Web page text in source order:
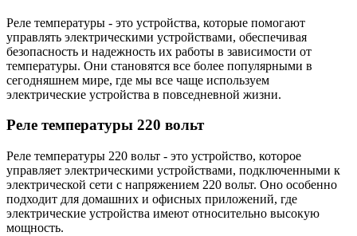
Реле температуры - это устройства, которые помогают
управлять электрическими устройствами, обеспечивая
безопасность и надежность их работы в зависимости от
температуры. Они становятся все более популярными в
сегодняшнем мире, где мы все чаще используем
электрические устройства в повседневной жизни.
Реле температуры 220 вольт
Реле температуры 220 вольт - это устройство, которое
управляет электрическими устройствами, подключенными к
электрической сети с напряжением 220 вольт. Оно особенно
подходит для домашних и офисных приложений, где
электрические устройства имеют относительно высокую
мощность.